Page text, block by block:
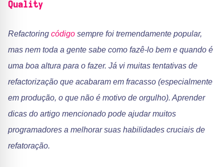
Quality
Refactoring código sempre foi tremendamente popular,
mas nem toda a gente sabe como fazê-lo bem e quando é
uma boa altura para o fazer. Já vi muitas tentativas de
refactorização que acabaram em fracasso (especialmente
em produção, o que não é motivo de orgulho). Aprender
dicas do artigo mencionado pode ajudar muitos
programadores a melhorar suas habilidades cruciais de
refatoração.